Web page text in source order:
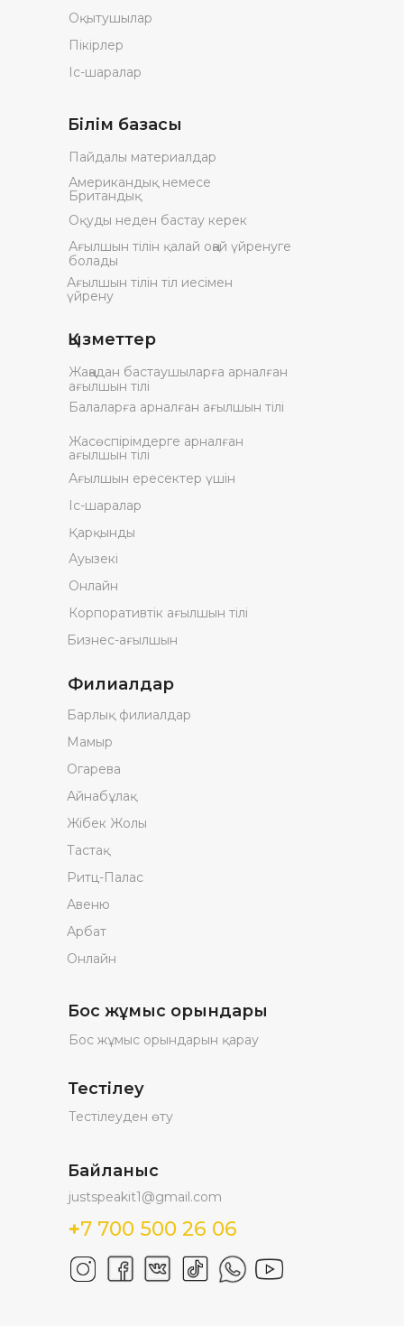
Оқытушылар
Пікірлер
Іс-шаралар
Қызметтер
Жаңадан бастаушыларға арналған
ағылшын тілі
Балаларға арналған ағылшын тілі
Жасөспірімдерге арналған
ағылшын тілі
Ағылшын ересектер үшін
Іс-шаралар
Білім базасы
Пайдалы материалдар
Американдық немесе
Британдық
Оқуды неден бастау керек
Ағылшын тілін қалай оңай үйренуге
болады
Ағылшын тілін тіл иесімен
үйрену
Қарқынды
Ауызекі
Онлайн
Корпоративтік ағылшын тілі
Бизнес-ағылшын
Байланыс
Филиалдар
Бос жұмыс орындары
Тестілеу
Мамыр
Огарева
Айнабұлақ
Жібек Жолы
Тастақ
Ритц-Палас
Онлайн
Барлық филиалдар
Бос жұмыс орындарын қарау
Тестілеуден өту
justspeakit1@gmail.com
+7 700 500 26 06
Арбат
Авеню